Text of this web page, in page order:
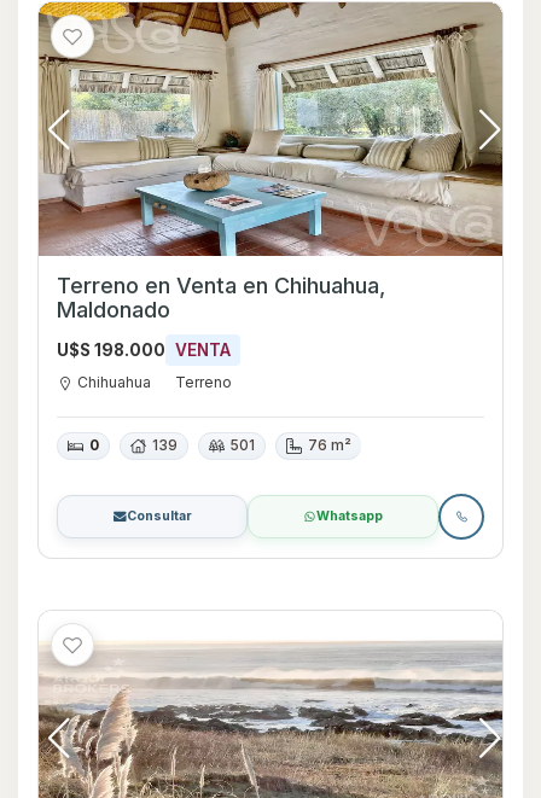
Terreno en Venta en Chihuahua,
Maldonado
U$S 198.000 VENTA
Chihuahua Terreno
0 139 501 76 m²
Consultar Whatsapp